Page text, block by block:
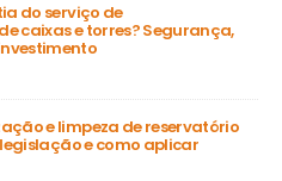
do serviço de
caixas e torres? Segurança,
e limpeza de reservatório
e como aplicar